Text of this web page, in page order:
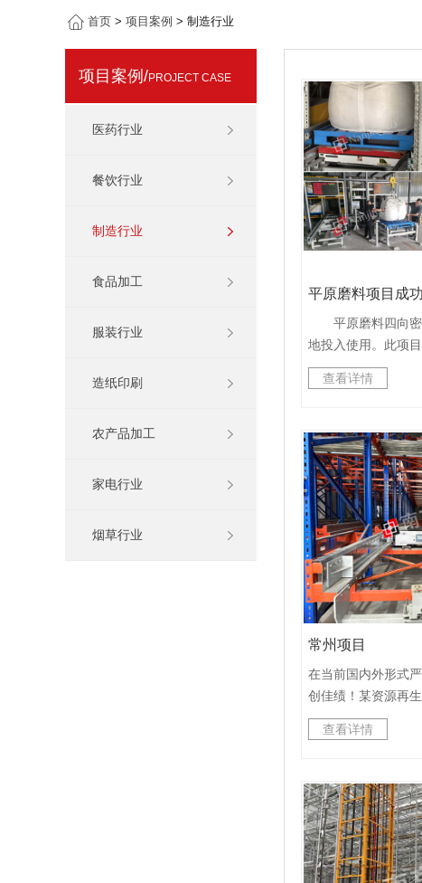
首页 > 项目案例 > 制造行业
项目案例/PROJECT CASE
医药行业
餐饮行业
制造行业
食品加工
服装行业
造纸印刷
农产品加工
家电行业
烟草行业
平原磨料项目成
平原磨料四向密
地投入使用。此项
库面积约730平方米
计了五层货架，存
两台四向车和一
订到整体验收交付
于公司完善的标准
的精准把控以及高
由于实施过程顺畅
得到客户一致好评
通过验收的最快
们郑州分公司承接
通过和客户协商，
为以后分公司承接
查看详情
常州项目
在当前国内外形式
创佳绩！某资源再
美丽富饶的长江三
销日本及东南亚，
于2022年开展推进
目，经过几个月的
目前已经顺利完成
入规模使用；该项
用我公司先进的寻
查看详情